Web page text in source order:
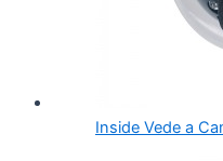
Inside Vede a